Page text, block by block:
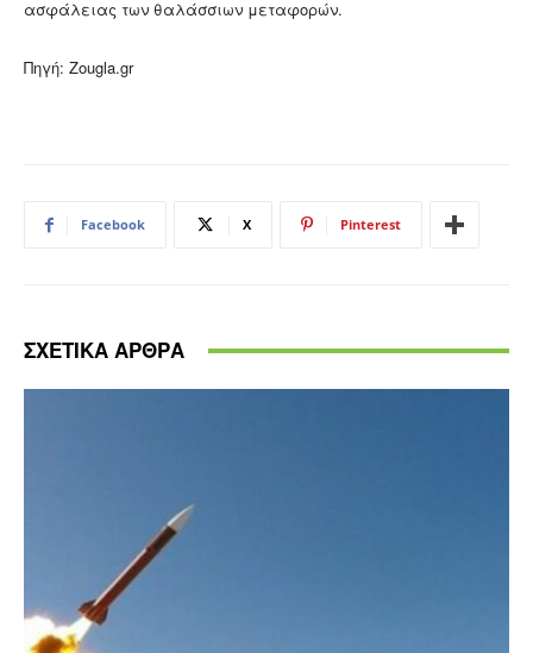
ασφάλειας των θαλάσσιων μεταφορών.
Πηγή: Zougla.gr
Facebook X Pinterest
ΣΧΕΤΙΚΑ ΑΡΘΡΑ